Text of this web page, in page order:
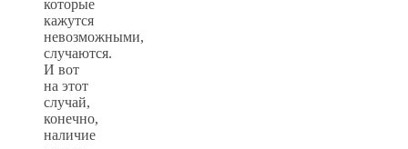
которые
кажутся
невозможными,
случаются.
И вот
на этот
случай,
конечно,
наличие